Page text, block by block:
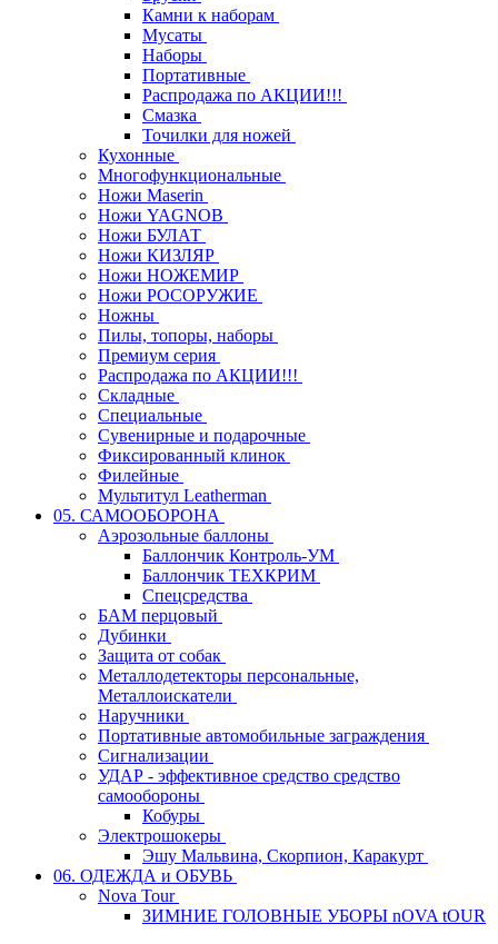
Камни к наборам
Мусаты
Наборы
Портативные
Распродажа по АКЦИИ!!!
Смазка
Точилки для ножей
Кухонные
Многофункциональные
Ножи Maserin
Ножи YAGNOB
Ножи БУЛАТ
Ножи КИЗЛЯР
Ножи НОЖЕМИР
Ножи РОСОРУЖИЕ
Ножны
Пилы, топоры, наборы
Премиум серия
Распродажа по АКЦИИ!!!
Складные
Специальные
Сувенирные и подарочные
Фиксированный клинок
Филейные
Мультитул Leatherman
05. САМООБОРОНА
Аэрозольные баллоны
Баллончик Контроль-УМ
Баллончик ТЕХКРИМ
Спецсредства
БАМ перцовый
Дубинки
Защита от собак
Металлодетекторы персональные,
Металлоискатели
Наручники
Портативные автомобильные заграждения
Сигнализации
УДАР - эффективное средство средство
самообороны
Кобуры
Электрошокеры
Эшу Мальвина, Скорпион, Каракурт
06. ОДЕЖДА и ОБУВЬ
Nova Tour
ЗИМНИЕ ГОЛОВНЫЕ УБОРЫ nOVA tOUR